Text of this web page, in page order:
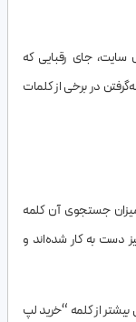
جای رقبایی که
در برخی از کلمات
جستجوی آن کلمه
دست به کار شده‌اند و
از کلمه “خرید لپ